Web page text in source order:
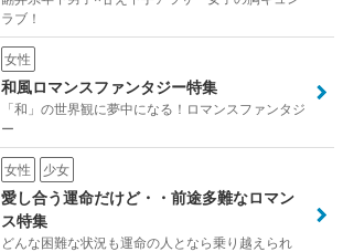
ラブ！
女性
和風ロマンスファンタジー特集
「和」の世界観に夢中になる！ロマンスファンタジ
ー
女性 少女
愛し合う運命だけど・・前途多難なロマン
ス特集
どんな困難な状況も運命の人となら乗り越えられ